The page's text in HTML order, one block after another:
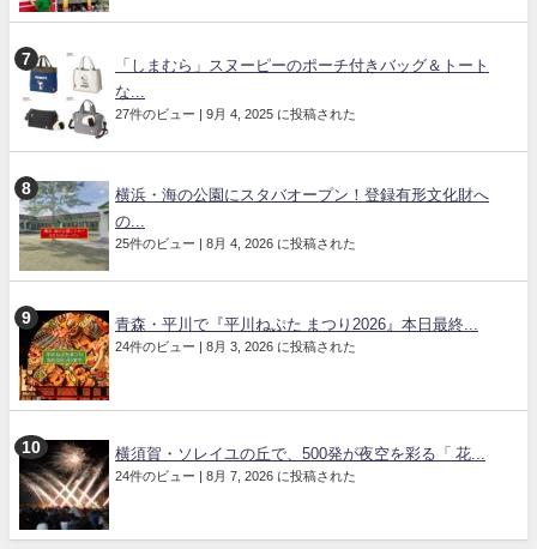
「しまむら」スヌーピーのポーチ付きバッグ＆トート
な...
27件のビュー | 9月 4, 2025 に投稿された
横浜・海の公園にスタバオープン！登録有形文化財へ
の...
25件のビュー | 8月 4, 2026 に投稿された
青森・平川で『平川ねぷた まつり2026』本日最終...
24件のビュー | 8月 3, 2026 に投稿された
横須賀・ソレイユの丘で、500発が夜空を彩る「 花...
24件のビュー | 8月 7, 2026 に投稿された